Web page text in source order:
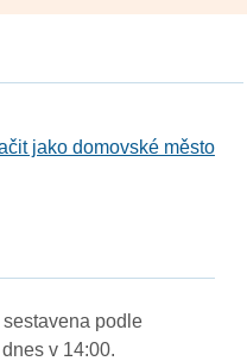
jako domovské město
podle
v 14:00.